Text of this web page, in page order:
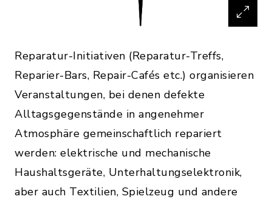
Reparatur-Initiativen (Reparatur-Treffs,
Reparier-Bars, Repair-Cafés etc.) organisieren
Veranstaltungen, bei denen defekte
Alltagsgegenstände in angenehmer
Atmosphäre gemeinschaftlich repariert
werden: elektrische und mechanische
Haushaltsgeräte, Unterhaltungselektronik,
aber auch Textilien, Spielzeug und andere